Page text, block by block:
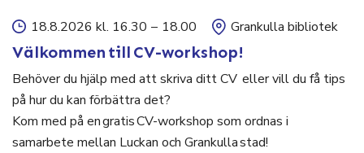
18.8.2026 kl. 16.30 – 18.00 Grankulla bibliotek
Välkommen till CV-workshop!
Behöver du hjälp med att skriva ditt CV eller vill du få tips
på hur du kan förbättra det?
Kom med på en gratis CV-workshop som ordnas i
samarbete mellan Luckan och Grankulla stad!